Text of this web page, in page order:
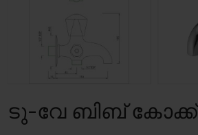
ടു-വേ ബിബ് കോക്ക്